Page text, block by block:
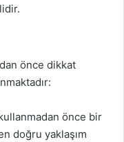
önce dikkat
önce bir
doğru yaklaşım